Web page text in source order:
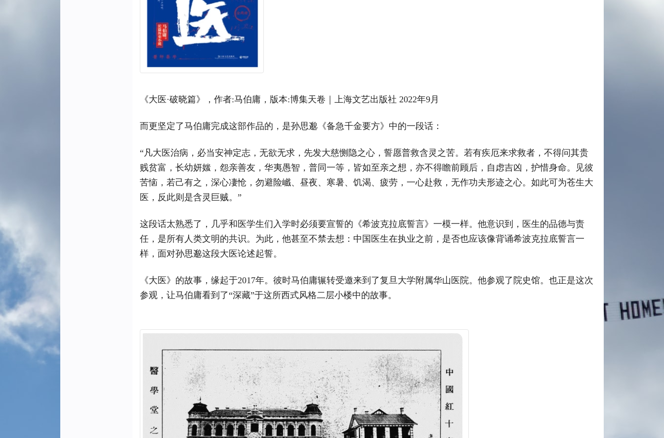
《大医·破晓篇》，作者:马伯庸，版本:博集天卷｜上海文艺出版社 2022年9月
而更坚定了马伯庸完成这部作品的，是孙思邈《备急千金要方》中的一段话：
“凡大医治病，必当安神定志，无欲无求，先发大慈恻隐之心，誓愿普救含灵之苦。若有疾厄来求救者，不得问其贵
贱贫富，长幼妍媸，怨亲善友，华夷愚智，普同一等，皆如至亲之想，亦不得瞻前顾后，自虑吉凶，护惜身命。见彼
苦恼，若己有之，深心凄怆，勿避险巇、昼夜、寒暑、饥渴、疲劳，一心赴救，无作功夫形迹之心。如此可为苍生大
医，反此则是含灵巨贼。”
这段话太熟悉了，几乎和医学生们入学时必须要宣誓的《希波克拉底誓言》一模一样。他意识到，医生的品德与责
任，是所有人类文明的共识。为此，他甚至不禁去想：中国医生在执业之前，是否也应该像背诵希波克拉底誓言一
样，面对孙思邈这段大医论述起誓。
《大医》的故事，缘起于2017年。彼时马伯庸辗转受邀来到了复旦大学附属华山医院。他参观了院史馆。也正是这次
参观，让马伯庸看到了“深藏”于这所西式风格二层小楼中的故事。